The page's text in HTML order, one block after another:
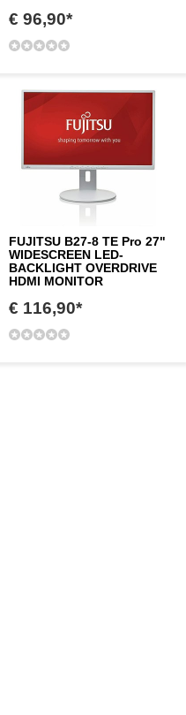
€ 96,90*
FUJITSU B27-8 TE Pro 27"
WIDESCREEN LED-
BACKLIGHT OVERDRIVE
HDMI MONITOR
€ 116,90*